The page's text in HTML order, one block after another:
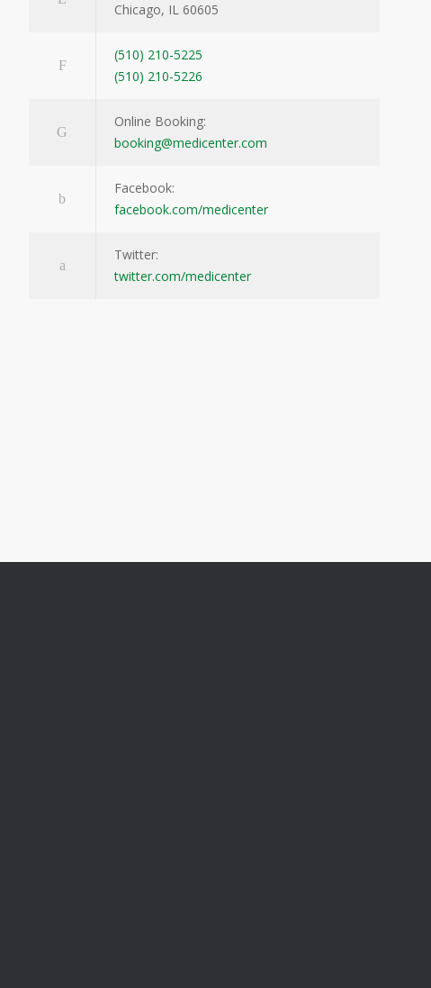
Chicago, IL 60605
(510) 210-5225
(510) 210-5226
Online Booking:
booking@medicenter.com
Facebook:
facebook.com/medicenter
Twitter:
twitter.com/medicenter